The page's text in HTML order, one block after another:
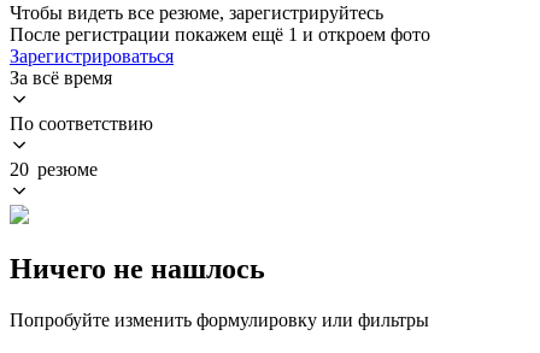
Чтобы видеть все резюме, зарегистрируйтесь
После регистрации покажем ещё 1 и откроем фото
Зарегистрироваться
За всё время
По соответствию
20 резюме
Ничего не нашлось
Попробуйте изменить формулировку или фильтры